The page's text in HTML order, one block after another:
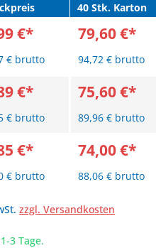
40 Stk. Karton
€*
€ brutto
79,60 €*
94,72 € brutto
€*
€ brutto
75,60 €*
89,96 € brutto
€*
€ brutto
74,00 €*
88,06 € brutto
zzgl. Versandkosten
3 Tage.